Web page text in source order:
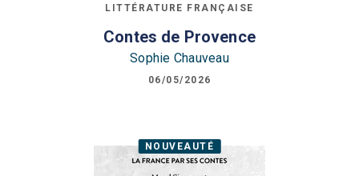
LITTÉRATURE FRANÇAISE
Contes de Provence
Sophie Chauveau
06/05/2026
NOUVEAUTÉ